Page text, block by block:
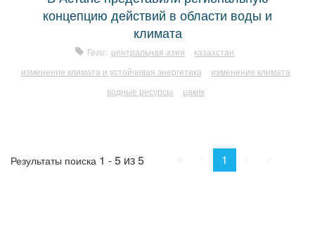
концепцию действий в области воды и
климата
Теги: центральная азия
казахстан
изменение климата и устойчивая энергетика
изменение климата
водные ресурсы
цакик
Результаты поиска 1 - 5 из 5 Пред.
1